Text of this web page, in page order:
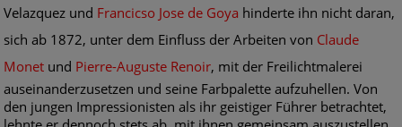
Velazquez und Francicso Jose de Goya hinderte ihn nicht daran,
sich ab 1872, unter dem Einfluss der Arbeiten von Claude
Monet und Pierre-Auguste Renoir, mit der Freilichtmalerei
auseinanderzusetzen und seine Farbpalette aufzuhellen. Von
den jungen Impressionisten als ihr geistiger Führer betrachtet,